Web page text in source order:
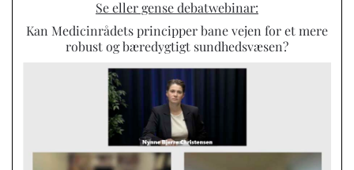
Se eller gense debatwebinar:
Kan Medicinrådets principper bane vejen for et mere
robust og bæredygtigt sundhedsvæsen?